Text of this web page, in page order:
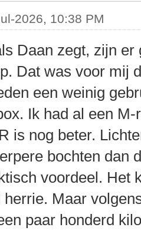
2026, 10:38 PM
Daan zegt, zijn
Dat was voor mij
een weinig
Ik had al een
is nog beter.
bochten dan
voordeel. Het
herrie. Maar
paar honderd